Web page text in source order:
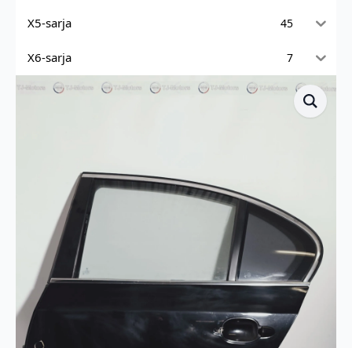
X5-sarja 45
X6-sarja 7